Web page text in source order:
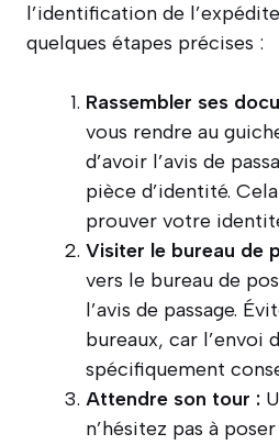
l’identification de
quelques étapes précises :
Rassembler ses
vous rendre au
d’avoir l’avis de
pièce d’identité.
prouver votre
Visiter le bureau de
vers le bureau de
l’avis de passage.
bureaux, car l’envoi
spécifiquement
Attendre son tour :
n’hésitez pas à